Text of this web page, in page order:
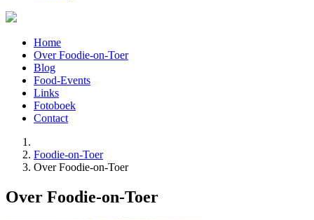
Home
Over Foodie-on-Toer
Blog
Food-Events
Links
Fotoboek
Contact
Foodie-on-Toer
Over Foodie-on-Toer
Over Foodie-on-Toer